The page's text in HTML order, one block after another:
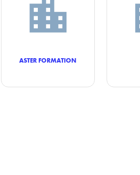
ASTER FORMATION